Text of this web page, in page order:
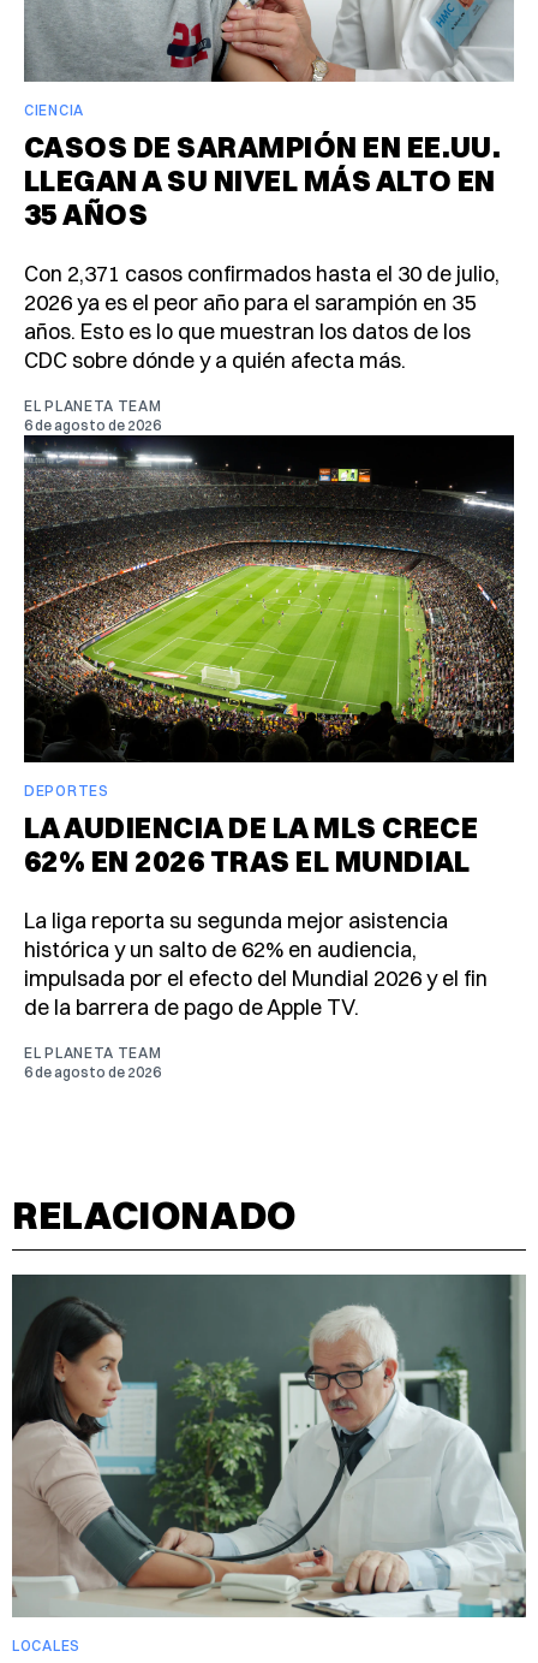
CIENCIA
CASOS DE SARAMPIÓN EN EE.UU.
LLEGAN A SU NIVEL MÁS ALTO EN
35 AÑOS
Con 2,371 casos confirmados hasta el 30 de julio,
2026 ya es el peor año para el sarampión en 35
años. Esto es lo que muestran los datos de los
CDC sobre dónde y a quién afecta más.
EL PLANETA TEAM
6 de agosto de 2026
DEPORTES
LA AUDIENCIA DE LA MLS CRECE
62% EN 2026 TRAS EL MUNDIAL
La liga reporta su segunda mejor asistencia
histórica y un salto de 62% en audiencia,
impulsada por el efecto del Mundial 2026 y el fin
de la barrera de pago de Apple TV.
EL PLANETA TEAM
6 de agosto de 2026
RELACIONADO
LOCALES